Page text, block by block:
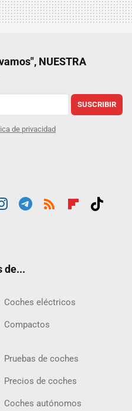
NUESTRA
SUSCRIBIR
de privacidad
de...
Coches eléctricos
Compactos
Pruebas de coches
Precios de coches
Coches autónomos